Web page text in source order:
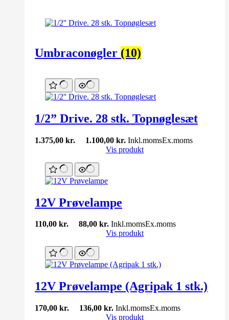
Umbraconøgler (10)
1/2” Drive. 28 stk. Topnøglesæt
1.375,00 kr. 1.100,00 kr. Inkl.momsEx.moms
Vis produkt
12V Prøvelampe
110,00 kr. 88,00 kr. Inkl.momsEx.moms
Vis produkt
12V Prøvelampe (Agripak 1 stk.)
170,00 kr. 136,00 kr. Inkl.momsEx.moms
Vis produkt